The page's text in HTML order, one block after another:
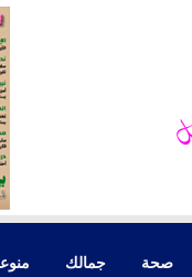
صحة جمالك